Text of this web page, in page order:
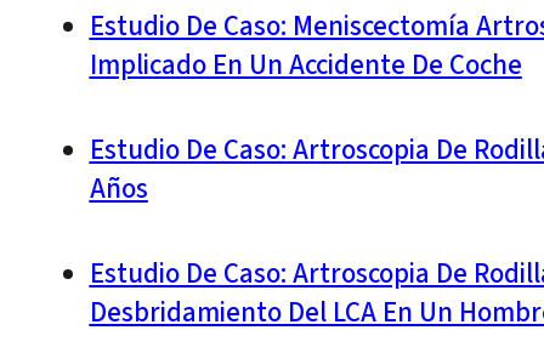
Estudio De Caso: Meniscectomía
Implicado En Un Accidente De Coche
Estudio De Caso: Artroscopia De
Años
Estudio De Caso: Artroscopia De
Desbridamiento Del LCA En Un